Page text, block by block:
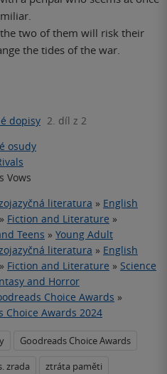
two of them will risk their
the tides of the war.
dopisy 2. díl z 2
osudy
Vows
literatura » English
» Fiction and Literature »
Teens » Young Adult
literatura » English
» Fiction and Literature » Science
and Horror
Choice Awards »
Choice Awards 2024
Goodreads Choice Awards
zrada
ztráta paměti